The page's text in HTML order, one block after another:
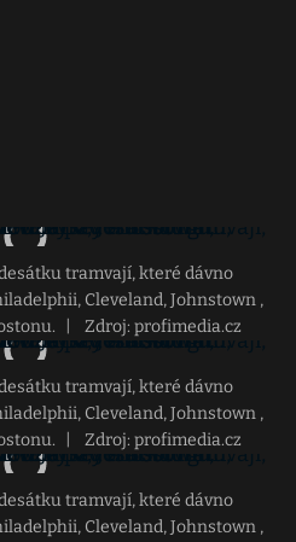
tramvají, které dávno
Cleveland, Johnstown ,
Zdroj: profimedia.cz
tramvají, které dávno
Cleveland, Johnstown ,
Zdroj: profimedia.cz
tramvají, které dávno
Cleveland, Johnstown ,